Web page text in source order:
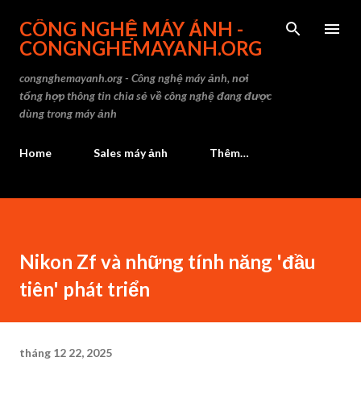
Chuyển đến nội dung chính
CÔNG NGHỆ MÁY ẢNH -
CONGNGHEMAYANH.ORG
congnghemayanh.org - Công nghệ máy ảnh, nơi
tổng hợp thông tin chia sẻ về công nghệ đang được
dùng trong máy ảnh
Home Sales máy ảnh Thêm…
Nikon Zf và những tính năng 'đầu
tiên' phát triển
tháng 12 22, 2025